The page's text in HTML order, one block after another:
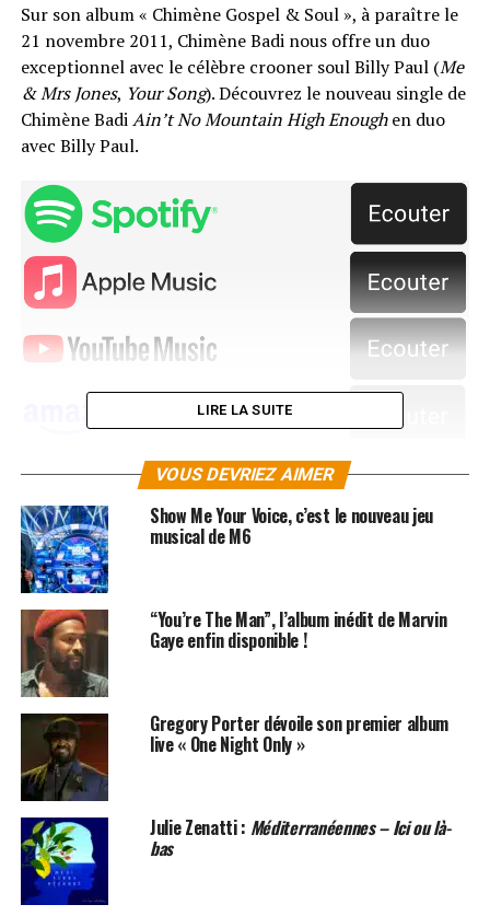
Sur son album « Chimène Gospel & Soul », à paraître le
21 novembre 2011, Chimène Badi nous offre un duo
exceptionnel avec le célèbre crooner soul Billy Paul (Me
& Mrs Jones, Your Song). Découvrez le nouveau single de
Chimène BadiAin’t No Mountain High Enoughen duo
avec Billy Paul.
SUJETS ASSOCIÉS: CHIMENE BADI SOUL
LIRE LA SUITE
VOUS DEVRIEZ AIMER
Show Me Your Voice, c’est le nouveau jeu
musical de M6
“You’re The Man”, l’album inédit de Marvin
Gaye enfin disponible !
Gregory Porter dévoile son premier album
live « One Night Only »
Julie Zenatti : Méditerranéennes – Ici ou là-
bas